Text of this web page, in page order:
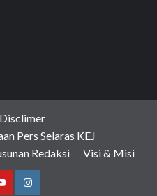
Disclimer
Pers Selaras KEJ
Redaksi Visi & Misi
YoutubeInstagram